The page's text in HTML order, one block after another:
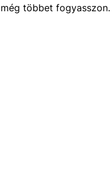
többet fogyasszon.